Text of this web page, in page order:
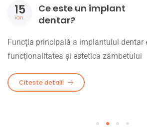
15
ian.
Ce este un implant
dentar?
Funcția principală a implantului dentar
funcționalitatea și estetica zâmbetului
Citeste detalii
1 2 3 4